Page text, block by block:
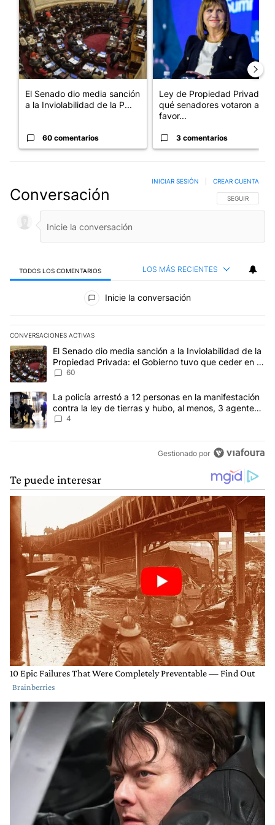
El Senado dio media sanción
a la Inviolabilidad de la P...
60 comentarios
Ley de Propiedad Privada:
qué senadores votaron a
favor...
3 comentarios
Conversación SIGA ESTA
SEGUIR
INICIAR SESIÓN CREAR CUENTA
TODOS LOS COMENTARIOS LOS MÁS RECIENTES
Todos los comentarios
Inicie la conversación
CONVERSACIONES ACTIVAS
Este listado muestra los artículos con más comentarios en los
Un artículo de tendencia con el título "El Senado dio media
El Senado dio media sanción a la Inviolabilidad de la
Propiedad Privada: el Gobierno tuvo que ceder en la
Ley del Manejo del Fuego
60
Un artículo de tendencia con el título "La policía arrestó a 12
La policía arrestó a 12 personas en la manifestación
contra la ley de tierras y hubo, al menos, 3 agentes
heridos
4
Gestionado por